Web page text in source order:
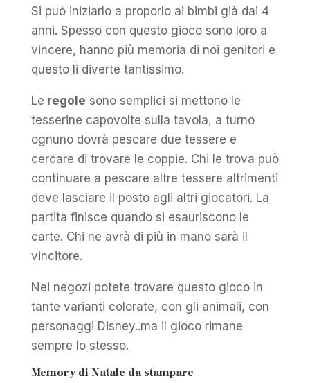
Si può iniziarlo a proporlo ai bimbi già dai 4
anni. Spesso con questo gioco sono loro a
vincere, hanno più memoria di noi genitori e
questo li diverte tantissimo.
Le regole sono semplici si mettono le
tesserine capovolte sulla tavola, a turno
ognuno dovrà pescare due tessere e
cercare di trovare le coppie. Chi le trova può
continuare a pescare altre tessere altrimenti
deve lasciare il posto agli altri giocatori. La
partita finisce quando si esauriscono le
carte. Chi ne avrà di più in mano sarà il
vincitore.
Nei negozi potete trovare questo gioco in
tante varianti colorate, con gli animali, con
personaggi Disney..ma il gioco rimane
sempre lo stesso.
Memory di Natale da stampare